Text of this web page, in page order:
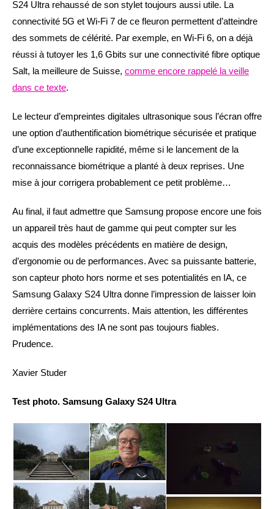
S24 Ultra rehaussé de son stylet toujours aussi utile. La
connectivité 5G et Wi-Fi 7 de ce fleuron permettent d’atteindre
des sommets de célérité. Par exemple, en Wi-Fi 6, on a déjà
réussi à tutoyer les 1,6 Gbits sur une connectivité fibre optique
Salt, la meilleure de Suisse, comme encore rappelé la veille
dans ce texte.
Le lecteur d’empreintes digitales ultrasonique sous l’écran offre
une option d’authentification biométrique sécurisée et pratique
d’une exceptionnelle rapidité, même si le lancement de la
reconnaissance biométrique a planté à deux reprises. Une
mise à jour corrigera probablement ce petit problème…
Au final, il faut admettre que Samsung propose encore une fois
un appareil très haut de gamme qui peut compter sur les
acquis des modèles précédents en matière de design,
d’ergonomie ou de performances. Avec sa puissante batterie,
son capteur photo hors norme et ses potentialités en IA, ce
Samsung Galaxy S24 Ultra donne l’impression de laisser loin
derrière certains concurrents. Mais attention, les différentes
implémentations des IA ne sont pas toujours fiables.
Prudence.
Xavier Studer
Test photo. Samsung Galaxy S24 Ultra